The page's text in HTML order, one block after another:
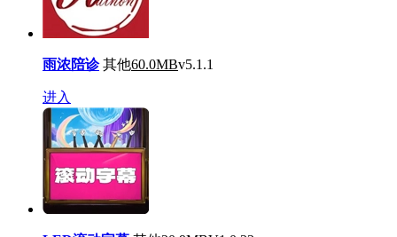
雨浓陪诊 其他60.0MBv5.1.1
进入